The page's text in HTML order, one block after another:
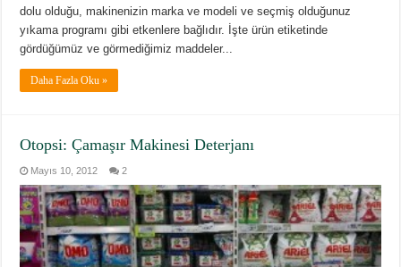
dolu olduğu, makinenizin marka ve modeli ve seçmiş olduğunuz
yıkama programı gibi etkenlere bağlıdır. İşte ürün etiketinde
gördüğümüz ve görmediğimiz maddeler...
Daha Fazla Oku »
Otopsi: Çamaşır Makinesi Deterjanı
Mayıs 10, 2012 2